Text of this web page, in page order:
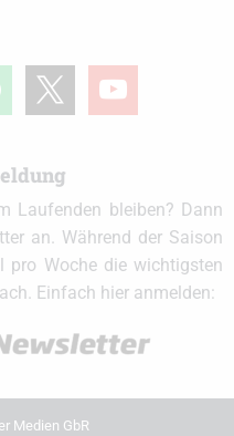
youtube
Laufenden bleiben? Dann
an. Während der Saison
Woche die wichtigsten
Einfach hier anmelden:
Medien GbR